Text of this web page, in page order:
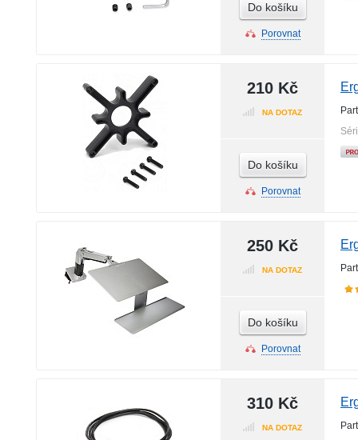
Do košíku
Porovnat
210 Kč
NA DOTAZ
Do košíku
Porovnat
250 Kč
NA DOTAZ
Do košíku
Porovnat
310 Kč
NA DOTAZ